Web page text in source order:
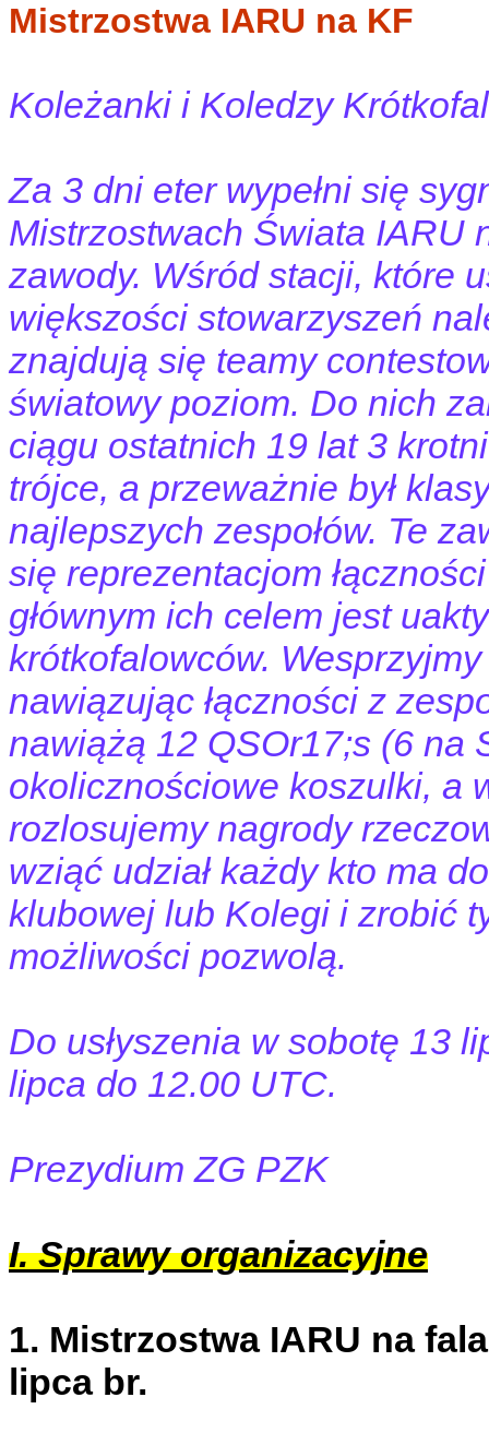
Mistrzostwa IARU na KF
Koleżanki i Koledzy
Za 3 dni eter wypełni się
Mistrzostwach Świata IARU
zawody. Wśród stacji, które
większości stowarzyszeń
znajdują się teamy
światowy poziom. Do nich
ciągu ostatnich 19 lat 3
trójce, a przeważnie był
najlepszych zespołów. Te
się reprezentacjom
głównym ich celem jest
krótkofalowców.
nawiązując łączności z
nawiążą 12 QSOr17;s (6 na
okolicznościowe koszulki, a
rozlosujemy nagrody
wziąć udział każdy kto ma
klubowej lub Kolegi i zrobić
możliwości pozwolą.
Do usłyszenia w sobotę 13
lipca do 12.00 UTC.
Prezydium ZG PZK
I. Sprawy organizacyjne
1. Mistrzostwa IARU na
lipca br.